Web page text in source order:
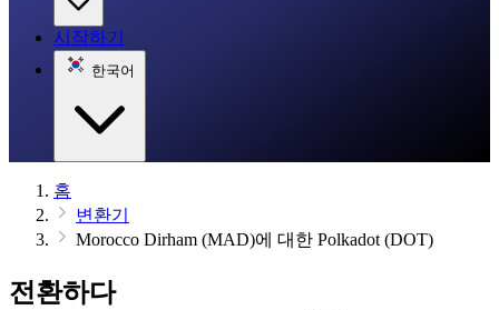
시작하기
한국어
홈
변환기
Morocco Dirham (MAD)에 대한 Polkadot (DOT)
전환하다